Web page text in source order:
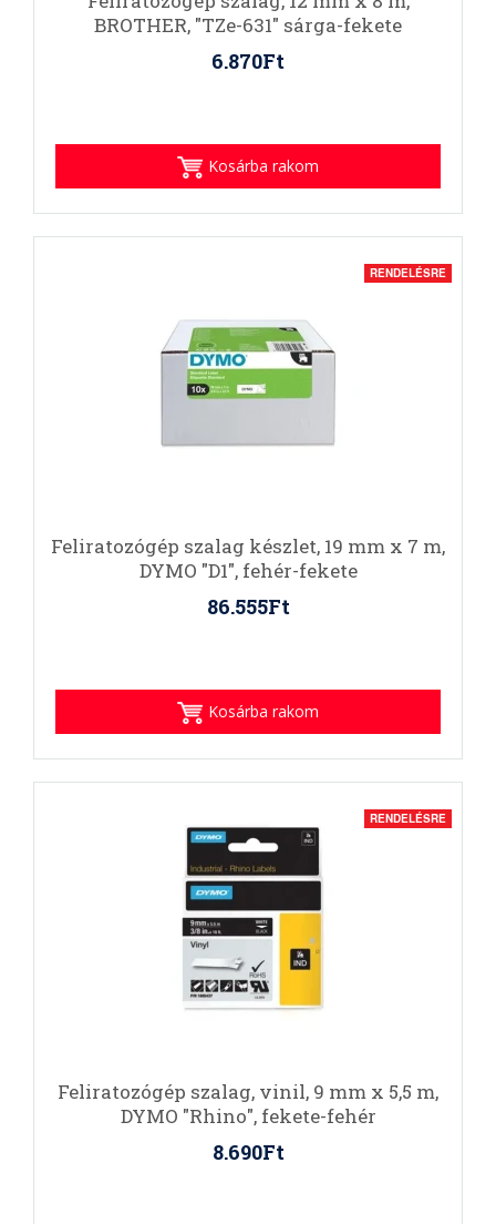
BROTHER, "TZe-631" sárga-fekete
6.870Ft
Kosárba rakom
RENDELÉSRE
Feliratozógép szalag készlet, 19 mm x 7 m,
DYMO "D1", fehér-fekete
86.555Ft
Kosárba rakom
RENDELÉSRE
Feliratozógép szalag, vinil, 9 mm x 5,5 m,
DYMO "Rhino", fekete-fehér
8.690Ft